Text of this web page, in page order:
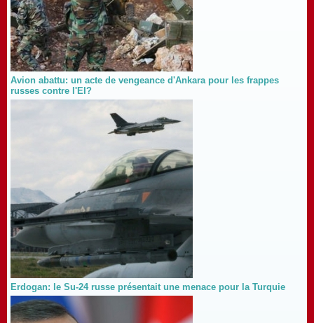
Avion abattu: un acte de vengeance d'Ankara pour les frappes
russes contre l'EI?
Erdogan: le Su-24 russe présentait une menace pour la Turquie